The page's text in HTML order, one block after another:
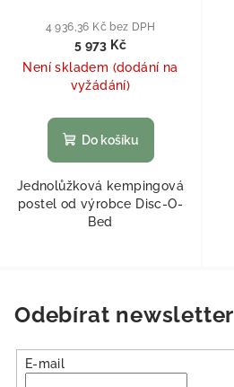
4 936,36 Kč bez DPH
5 973 Kč
Není skladem (dodání na
vyžádání)
Do košíku
Jednolůžková kempingová
postel od výrobce Disc-O-
Bed
Odebírat newsletter
E-mail